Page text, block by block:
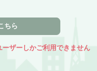
ちら
ザーしかご利用できません